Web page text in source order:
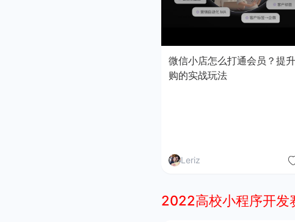
微信小店怎么打通会员？提
购的实战玩法
Leriz
2022高校小程序开发